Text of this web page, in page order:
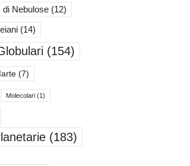
di Nebulose(12)
(14)
(154)
(7)
Molecolari(1)
(183)